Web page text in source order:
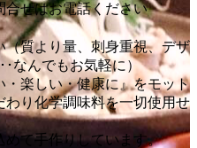
合せはお電話ください
（質より量、刺身重視、デザ
･なんでもお気軽に）
・楽しい・健康に』をモット
わり化学調味料を一切使用せ
めて手作りしています。